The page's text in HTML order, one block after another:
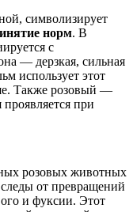
символизирует
норм. В
с
— дерзкая, сильная
использует этот
Также розовый —
при
розовых животных
от превращений
и фуксии. Этот